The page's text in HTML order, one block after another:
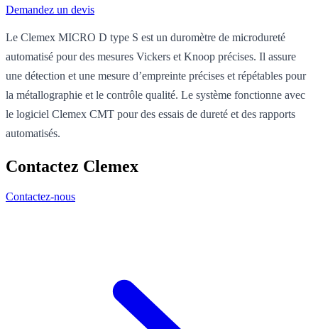
Demandez un devis
Le Clemex MICRO D type S est un duromètre de microdureté
automatisé pour des mesures Vickers et Knoop précises. Il assure
une détection et une mesure d’empreinte précises et répétables pour
la métallographie et le contrôle qualité. Le système fonctionne avec
le logiciel Clemex CMT pour des essais de dureté et des rapports
automatisés.
Contactez Clemex
Contactez-nous